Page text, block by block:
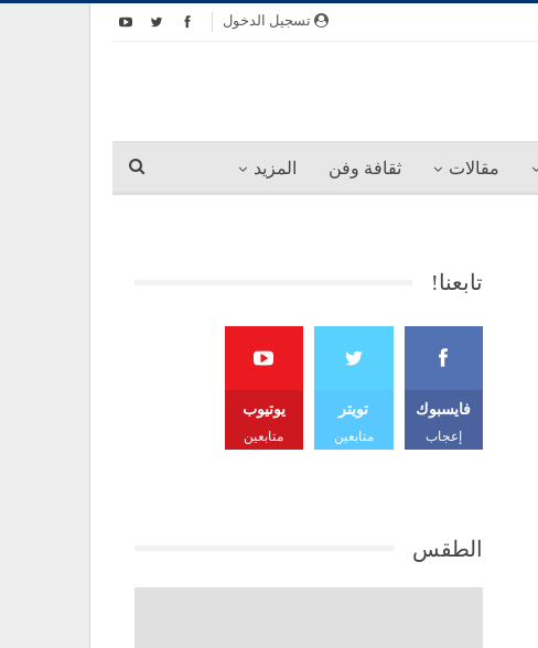
تسجيل الدخول
مقالات ثقافة وفن المزيد
تابعنا!
فايسبوك
إعجاب
تويتر
متابعين
يوتيوب
متابعين
الطقس